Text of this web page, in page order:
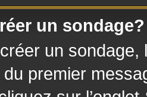
un sondage?
un sondage,
premier